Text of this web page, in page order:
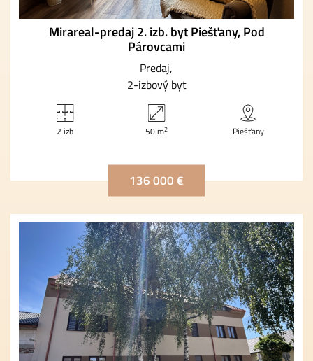
Mirareal-predaj 2. izb. byt Piešťany, Pod
Párovcami
Predaj
2-izbový byt
2 izb 50 m2 Piešťany
136 000 €